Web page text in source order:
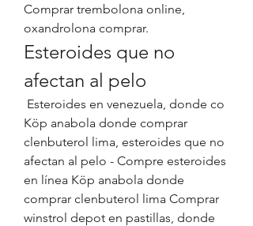
Comprar trembolona online,
oxandrolona comprar.
Esteroides que no
afectan al pelo
Köp anabola donde comprar
clenbuterol lima, esteroides que no
afectan al pelo - Compre esteroides
en línea Köp anabola donde
comprar clenbuterol lima Comprar
winstrol depot en pastillas, donde